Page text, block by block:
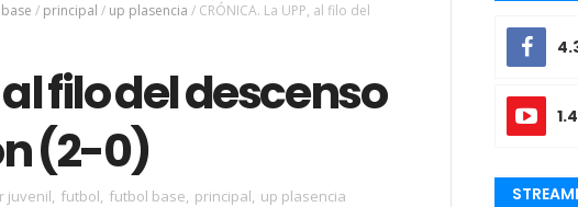
/ principal / up plasencia / CRÓNICA. La UPP, al filo del
al filo del descenso
(2-0)
juvenil, futbol, futbol base, principal, up plasencia